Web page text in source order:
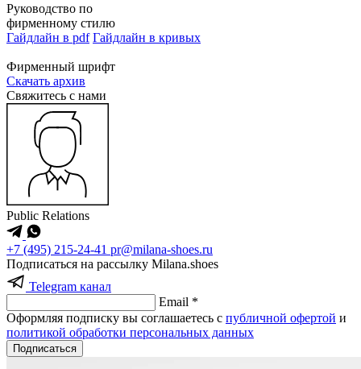
Руководство по
фирменному стилю
Гайдлайн в pdf Гайдлайн в кривых
Фирменный шрифт
Скачать архив
Cвяжитесь с нами
Public Relations
+7 (495) 215-24-41 pr@milana-shoes.ru
Подписаться на рассылку Milana.shoes
Telegram канал
Email *
Оформляя подписку вы соглашаетесь с публичной офертой и
политикой обработки персональных данных
Подписаться